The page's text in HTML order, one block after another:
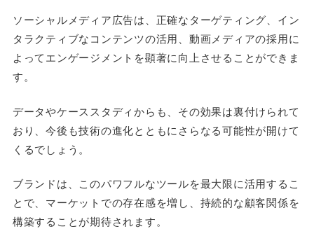
ソーシャルメディア広告は、正確なターゲティング、イン
タラクティブなコンテンツの活用、動画メディアの採用に
よってエンゲージメントを顕著に向上させることができま
す。
データやケーススタディからも、その効果は裏付けられて
おり、今後も技術の進化とともにさらなる可能性が開けて
くるでしょう。
ブランドは、このパワフルなツールを最大限に活用するこ
とで、マーケットでの存在感を増し、持続的な顧客関係を
構築することが期待されます。